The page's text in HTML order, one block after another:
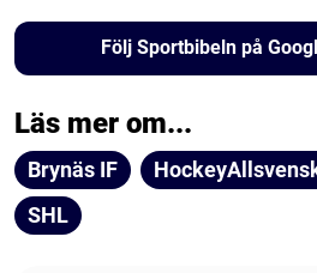
Följ Sportbibeln på
Läs mer om...
Brynäs IF
SHL